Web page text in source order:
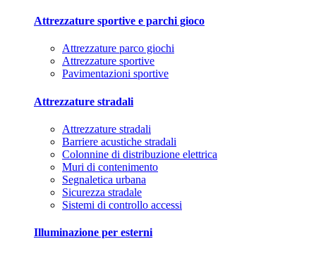
Attrezzature sportive e parchi gioco
Attrezzature parco giochi
Attrezzature sportive
Pavimentazioni sportive
Attrezzature stradali
Attrezzature stradali
Barriere acustiche stradali
Colonnine di distribuzione elettrica
Muri di contenimento
Segnaletica urbana
Sicurezza stradale
Sistemi di controllo accessi
Illuminazione per esterni